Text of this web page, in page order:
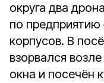
округа два
по
корпусов. В
взорвался
окна и посечён